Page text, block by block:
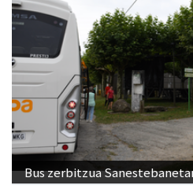
Bus zerbitzua